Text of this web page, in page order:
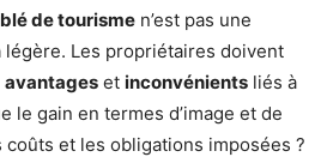
de tourisme n’est pas une
légère. Les propriétaires doivent
avantages et inconvénients liés à
le gain en termes d’image et de
et les obligations imposées ?